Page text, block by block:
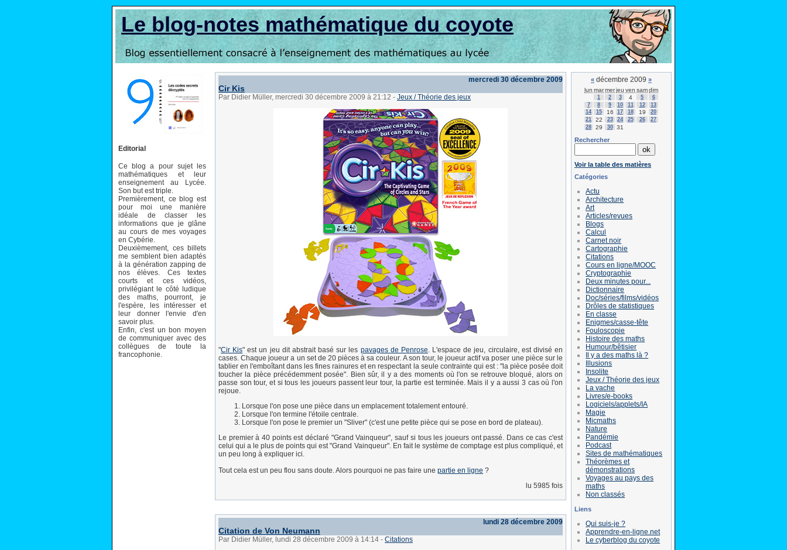
Le blog-notes mathématique du coyote
Editorial
Ce blog a pour sujet les
mathématiques et leur
enseignement au Lycée.
Son but est triple.
Premièrement, ce blog est
pour moi une manière
idéale de classer les
informations que je glâne
au cours de mes voyages
en Cybérie.
Deuxièmement, ces billets
me semblent bien adaptés
à la génération zapping de
nos élèves. Ces textes
courts et ces vidéos,
privilégiant le côté ludique
des maths, pourront, je
l'espère, les intéresser et
leur donner l'envie d'en
savoir plus.
Enfin, c'est un bon moyen
de communiquer avec des
collègues de toute la
francophonie.
mercredi 30 décembre 2009
Cir Kis
Par Didier Müller, mercredi 30 décembre 2009 à 21:12 - Jeux / Théorie des jeux
"Cir Kis" est un jeu dit abstrait basé sur les pavages de Penrose. L'espace de jeu, circulaire, est divisé en
cases. Chaque joueur a un set de 20 pièces à sa couleur. A son tour, le joueur actif va poser une pièce sur le
tablier en l'emboîtant dans les fines rainures et en respectant la seule contrainte qui est : "la pièce posée doit
toucher la pièce précédemment posée". Bien sûr, il y a des moments où l'on se retrouve bloqué, alors on
passe son tour, et si tous les joueurs passent leur tour, la partie est terminée. Mais il y a aussi 3 cas où l'on
rejoue.
Lorsque l'on pose une pièce dans un emplacement totalement entouré.
Lorsque l'on termine l'étoile centrale.
Lorsque l'on pose le premier un "Sliver" (c'est une petite pièce qui se pose en bord de plateau).
Le premier à 40 points est déclaré "Grand Vainqueur", sauf si tous les joueurs ont passé. Dans ce cas c'est
celui qui a le plus de points qui est "Grand Vainqueur". En fait le système de comptage est plus compliqué, et
un peu long à expliquer ici.
Tout cela est un peu flou sans doute. Alors pourquoi ne pas faire une partie en ligne ?
lu 5985 fois
lundi 28 décembre 2009
Citation de Von Neumann
Par Didier Müller, lundi 28 décembre 2009 à 14:14 - Citations
« décembre 2009 »
lun marmerjeu ven samdim
1 2 3 4 5
6
7
8 9 10 11 12
13
14
15 16 17 18 19
20
21
22 23 24 25 26
27
28
29 30 31
Rechercher
Voir la table des matières
Catégories
Actu
Architecture
Art
Articles/revues
Blogs
Calcul
Carnet noir
Cartographie
Citations
Cours en ligne/MOOC
Cryptographie
Deux minutes pour...
Dictionnaire
Doc/séries/films/vidéos
Drôles de statistiques
En classe
Enigmes/casse-tête
Fouloscopie
Histoire des maths
Humour/bêtisier
Il y a des maths là ?
Illusions
Insolite
Jeux / Théorie des jeux
La vache
Livres/e-books
Logiciels/applets/IA
Magie
Micmaths
Nature
Pandémie
Podcast
Sites de mathématiques
Théorèmes et
démonstrations
Voyages au pays des
maths
Non classés
Liens
Qui suis-je ?
Apprendre-en-ligne.net
Le cyberblog du coyote